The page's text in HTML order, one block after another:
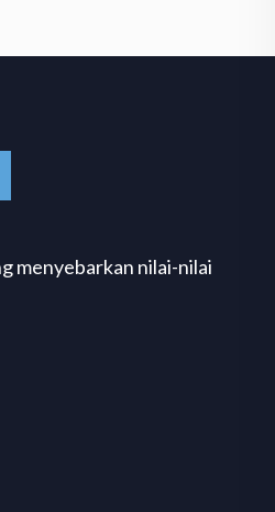
menyebarkan nilai-nilai